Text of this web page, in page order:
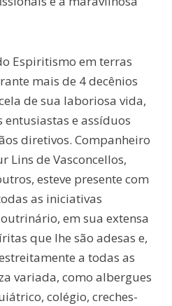
Espiritismo em terras
mais de 4 decênios
de sua laboriosa vida,
e assíduos
diretivos. Companheiro
Lins de Vasconcellos,
esteve presente com
as iniciativas
em sua extensa
que lhe são adesas e,
a todas as
variada, como albergues
colégio, creches-